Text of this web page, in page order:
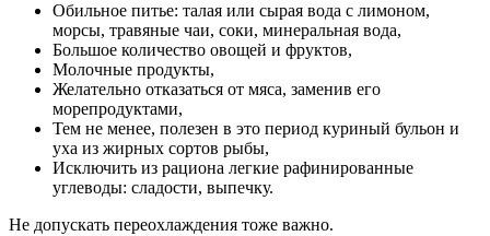
Обильное питье: талая или сырая вода с лимоном,
морсы, травяные чаи, соки, минеральная вода,
Большое количество овощей и фруктов,
Молочные продукты,
Желательно отказаться от мяса, заменив его
морепродуктами,
Тем не менее, полезен в это период куриный бульон и
уха из жирных сортов рыбы,
Исключить из рациона легкие рафинированные
углеводы: сладости, выпечку.
Не допускать переохлаждения тоже важно.